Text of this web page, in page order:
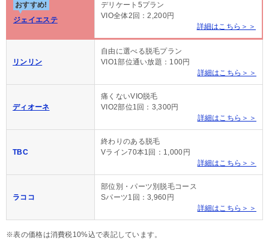
おすすめ!
ジェイエステ
デリケート5プラン
VIO全体2回：2,200円
詳細はこちら＞＞
リンリン
自由に選べる脱毛プラン
VIO1部位通い放題：100円
詳細はこちら＞＞
ディオーネ
痛くないVIO脱毛
VIO2部位1回：3,300円
詳細はこちら＞＞
TBC
終わりのある脱毛
Vライン70本1回：1,000円
詳細はこちら＞＞
ラココ
部位別・パーツ別脱毛コース
Sパーツ1回：3,960円
詳細はこちら＞＞
※表の価格は消費税10%込で表記しています。